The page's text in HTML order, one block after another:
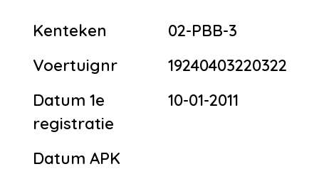
Kenteken
02-PBB-3
Voertuignr
19240403220322
Datum 1e
registratie
10-01-2011
Datum APK